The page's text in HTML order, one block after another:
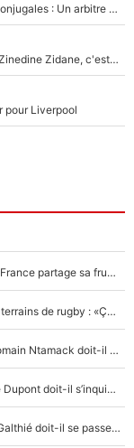
Des terrains de Ligue 1 au tribunal pour violences conjugales : Un arbitre français encourt une peine de 18 mois de prison !
Equipe de France : 10 jours après la nomination de Zinedine Zidane, c'est au tour de son fils de prendre un nouveau départ !
pour Liverpool
Mis de côté par Fabien Galthié, un joueur du XV de France partage sa frustration : «ils ne me l’ont pas dit tout de suite»
La raison d'être de Matthieu Jalibert en dehors des terrains de rugby : «Ça m'atteint autant que si tu touches à un membre de ma famille»
XV de France - Matthieu Jalibert a tout changé : Romain Ntamack doit-il s’inquiéter pour sa place à un an de la Coupe du monde ?
«Le XV de France est meilleur avec Lucu» : Antoine Dupont doit-il s’inquiéter pour sa place ?
Le XV de France a trouvé son remplaçant : Fabien Galthié doit-il se passer d'Antoine Dupont ?